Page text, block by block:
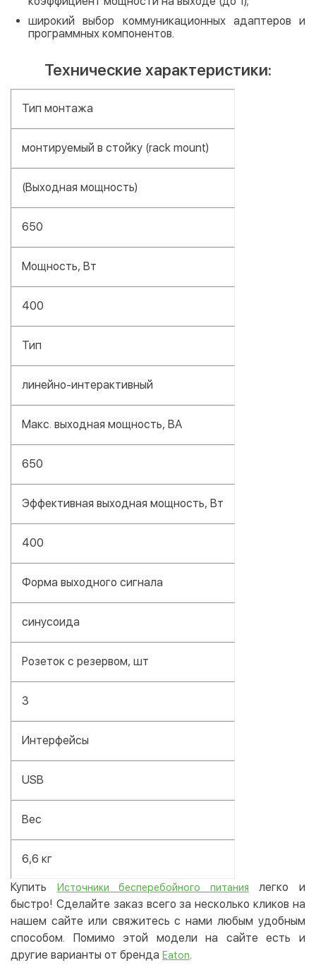
широкий выбор коммуникационных адаптеров и
программных компонентов.
Технические характеристики:
Тип монтажа
монтируемый в стойку (rack mount)
(Выходная мощность)
650
Мощность, Вт
400
Тип
линейно-интерактивный
Макс. выходная мощность, ВА
650
Эффективная выходная мощность, Вт
400
Форма выходного сигнала
синусоида
Розеток с резервом, шт
3
Интерфейсы
USB
Вес
6,6 кг
Купить Источники бесперебойного питания
легко и
быстро! Сделайте заказ всего за несколько кликов на
нашем сайте или свяжитесь с нами любым удобным
способом. Помимо этой модели на сайте есть и
другие варианты от бренда Eaton.